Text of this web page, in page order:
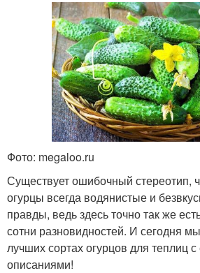
Фото: megaloo.ru
Существует ошибочный стереотип,
огурцы всегда водянистые и
правды, ведь здесь точно так же
сотни разновидностей. И сегодня
лучших сортах огурцов для теплиц
описаниями!